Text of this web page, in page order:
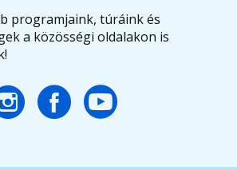
programjaink, túráink és
a közösségi oldalakon is